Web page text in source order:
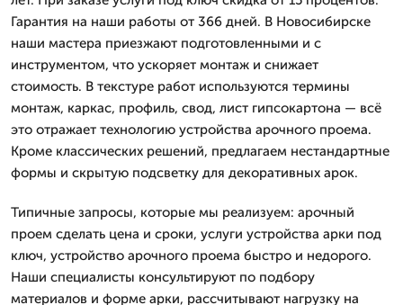
Гарантия на наши работы от 366 дней. В Новосибирске
наши мастера приезжают подготовленными и с
инструментом, что ускоряет монтаж и снижает
стоимость. В текстуре работ используются термины
монтаж, каркас, профиль, свод, лист гипсокартона — всё
это отражает технологию устройства арочного проема.
Кроме классических решений, предлагаем нестандартные
формы и скрытую подсветку для декоративных арок.
Типичные запросы, которые мы реализуем: арочный
проем сделать цена и сроки, услуги устройства арки под
ключ, устройство арочного проема быстро и недорого.
Наши специалисты консультируют по подбору
материалов и форме арки, рассчитывают нагрузку на